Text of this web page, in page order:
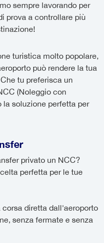
sempre lavorando per
prova a controllare più
turistica molto popolare,
può rendere la tua
tu preferisca un
(Noleggio con
la soluzione perfetta per
privato un NCC?
perfetta per le tue
corsa diretta dall'aeroporto
senza fermate e senza